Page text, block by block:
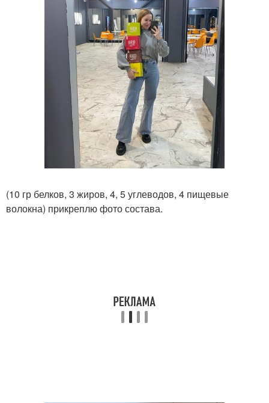
(10 гр белков, 3 жиров, 4, 5 углеводов, 4 пищевые
волокна) прикреплю фото состава.